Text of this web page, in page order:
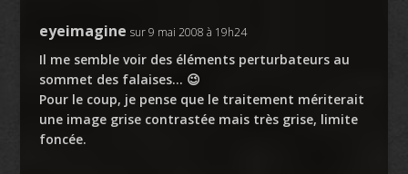
eyeimagine sur 9 mai 2008 à 19h24
Il me semble voir des éléments perturbateurs au
sommet des falaises… 😉
Pour le coup, je pense que le traitement mériterait
une image grise contrastée mais très grise, limite
foncée.